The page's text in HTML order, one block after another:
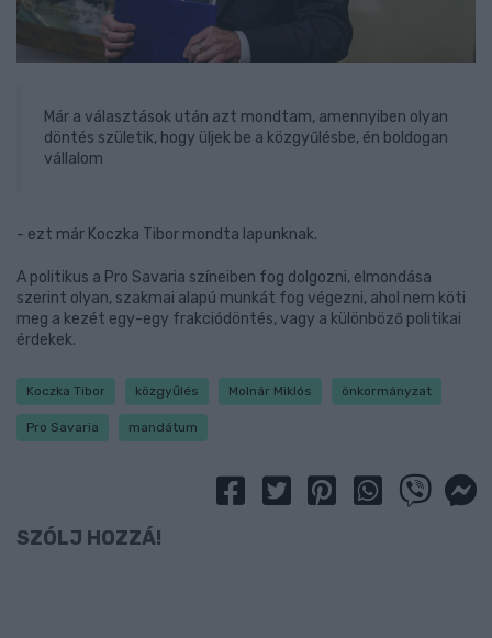
Már a választások után azt mondtam, amennyiben olyan
döntés születik, hogy üljek be a közgyűlésbe, én boldogan
vállalom
- ezt már Koczka Tibor mondta lapunknak.
A politikus a Pro Savaria színeiben fog dolgozni, elmondása
szerint olyan, szakmai alapú munkát fog végezni, ahol nem köti
meg a kezét egy-egy frakciódöntés, vagy a különböző politikai
érdekek.
Koczka Tibor közgyűlés Molnár Miklós önkormányzat
Pro Savaria mandátum
SZÓLJ HOZZÁ!